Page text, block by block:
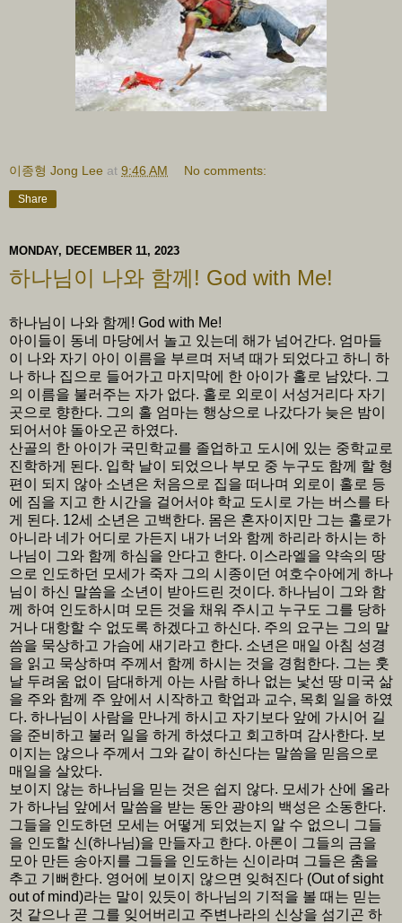
이종형 Jong Lee at 9:46 AM No comments:
Share
MONDAY, DECEMBER 11, 2023
하나님이 나와 함께! God with Me!
하나님이 나와 함께! God with Me!
아이들이 동네 마당에서 놀고 있는데 해가 넘어간다. 엄마들
이 나와 자기 아이 이름을 부르며 저녁 때가 되었다고 하니 하
나 하나 집으로 들어가고 마지막에 한 아이가 홀로 남았다. 그
의 이름을 불러주는 자가 없다. 홀로 외로이 서성거리다 자기
곳으로 향한다. 그의 홀 엄마는 행상으로 나갔다가 늦은 밤이
되어서야 돌아오곤 하였다.
산골의 한 아이가 국민학교를 졸업하고 도시에 있는 중학교로
진학하게 된다. 입학 날이 되었으나 부모 중 누구도 함께 할 형
편이 되지 않아 소년은 처음으로 집을 떠나며 외로이 홀로 등
에 짐을 지고 한 시간을 걸어서야 학교 도시로 가는 버스를 타
게 된다. 12세 소년은 고백한다. 몸은 혼자이지만 그는 홀로가
아니라 네가 어디로 가든지 내가 너와 함께 하리라 하시는 하
나님이 그와 함께 하심을 안다고 한다. 이스라엘을 약속의 땅
으로 인도하던 모세가 죽자 그의 시종이던 여호수아에게 하나
님이 하신 말씀을 소년이 받아드린 것이다. 하나님이 그와 함
께 하여 인도하시며 모든 것을 채워 주시고 누구도 그를 당하
거나 대항할 수 없도록 하겠다고 하신다. 주의 요구는 그의 말
씀을 묵상하고 가슴에 새기라고 한다. 소년은 매일 아침 성경
을 읽고 묵상하며 주께서 함께 하시는 것을 경험한다. 그는 훗
날 두려움 없이 담대하게 아는 사람 하나 없는 낯선 땅 미국 삶
을 주와 함께 주 앞에서 시작하고 학업과 교수, 목회 일을 하였
다. 하나님이 사람을 만나게 하시고 자기보다 앞에 가시어 길
을 준비하고 불러 일을 하게 하셨다고 회고하며 감사한다. 보
이지는 않으나 주께서 그와 같이 하신다는 말씀을 믿음으로
매일을 살았다.
보이지 않는 하나님을 믿는 것은 쉽지 않다. 모세가 산에 올라
가 하나님 앞에서 말씀을 받는 동안 광야의 백성은 소동한다.
그들을 인도하던 모세는 어떻게 되었는지 알 수 없으니 그들
을 인도할 신(하나님)을 만들자고 한다. 아론이 그들의 금을
모아 만든 송아지를 그들을 인도하는 신이라며 그들은 춤을
추고 기뻐한다. 영어에 보이지 않으면 잊혀진다 (Out of sight
out of mind)라는 말이 있듯이 하나님의 기적을 볼 때는 믿는
것 같으나 곧 그를 잊어버리고 주변나라의 신상을 섬기곤 하